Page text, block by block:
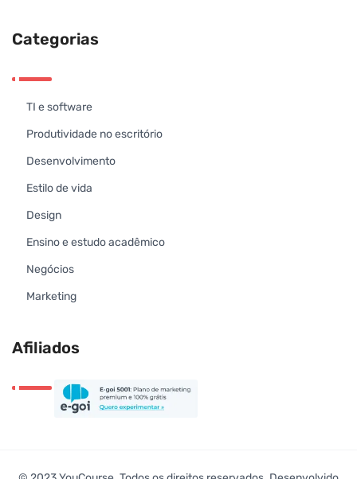
Categorias
TI e software
Produtividade no escritório
Desenvolvimento
Estilo de vida
Design
Ensino e estudo acadêmico
Negócios
Marketing
Afiliados